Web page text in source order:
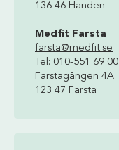
136 46 Handen
Medfit Farsta
farsta@medfit.se
Tel: 010-551 69 00
Farstagången 4A
123 47 Farsta